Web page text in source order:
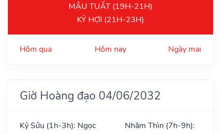
MẬU TUẤT (19H-21H)
KỶ HỢI (21H-23H)
Hôm qua Hôm nay Ngày mai
Giờ Hoàng đạo 04/06/2032
Kỷ Sửu (1h-3h): Ngọc
Nhâm Thìn (7h-9h):